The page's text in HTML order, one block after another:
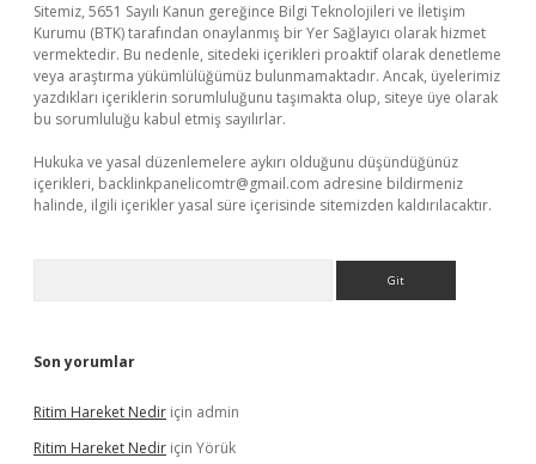
Sitemiz, 5651 Sayılı Kanun gereğince Bilgi Teknolojileri ve İletişim
Kurumu (BTK) tarafından onaylanmış bir Yer Sağlayıcı olarak hizmet
vermektedir. Bu nedenle, sitedeki içerikleri proaktif olarak denetleme
veya araştırma yükümlülüğümüz bulunmamaktadır. Ancak, üyelerimiz
yazdıkları içeriklerin sorumluluğunu taşımakta olup, siteye üye olarak
bu sorumluluğu kabul etmiş sayılırlar.
Hukuka ve yasal düzenlemelere aykırı olduğunu düşündüğünüz
içerikleri, backlinkpanelicomtr@gmail.com adresine bildirmeniz
halinde, ilgili içerikler yasal süre içerisinde sitemizden kaldırılacaktır.
Son yorumlar
Ritim Hareket Nedir için admin
Ritim Hareket Nedir için Yörük